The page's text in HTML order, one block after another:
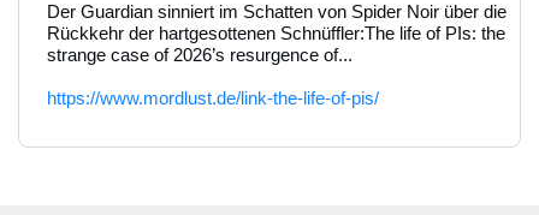
Der Guardian sinniert im Schatten von Spider Noir über die
Rückkehr der hartgesottenen Schnüffler:The life of PIs: the
strange case of 2026’s resurgence of...
https://www.mordlust.de/link-the-life-of-pis/